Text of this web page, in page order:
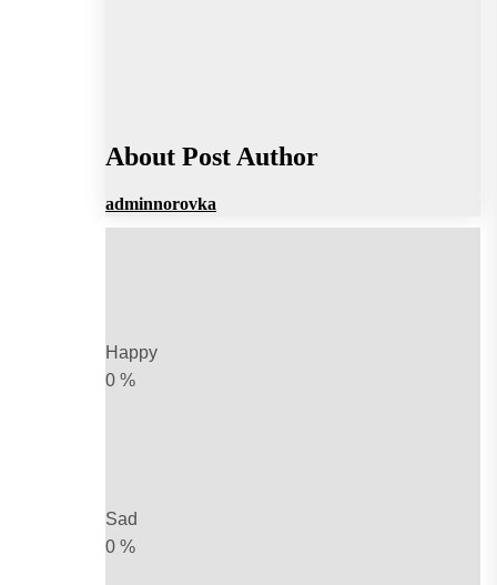
About Post Author
adminnorovka
Happy
0 %
Sad
0 %